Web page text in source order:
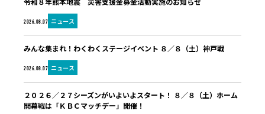
2026.08.07 ニュース
2026.08.07 ニュース
みんな集まれ！わくわくステージイベント ８／８（土）神戸戦
２０２６／２７シーズンがいよいよスタート！ ８／８（土）ホーム
開幕戦は「ＫＢＣマッチデー」開催！